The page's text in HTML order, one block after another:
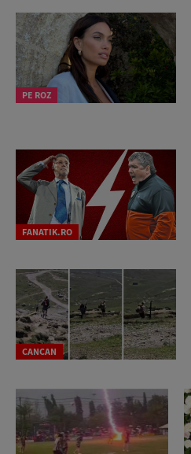
PE ROZ
FANATIK.RO
CANCAN